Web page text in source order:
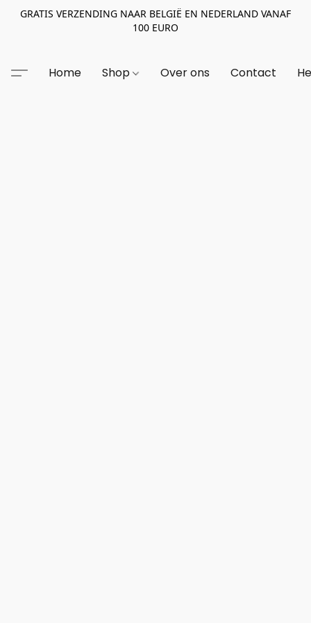
GRATIS VERZENDING NAAR BELGIË EN NEDERLAND VANAF
100 EURO
Home Shop Over ons Contact